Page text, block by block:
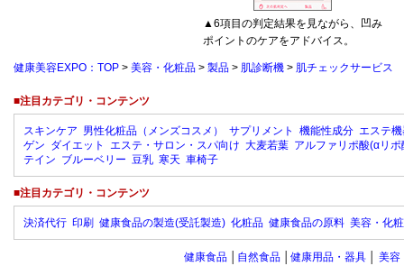
▲6項目の判定結果を見ながら、凹み
ポイントのケアをアドバイス。
健康美容EXPO：TOP > 美容・化粧品 > 製品 > 肌診断機 > 肌チェックサービス
■注目カテゴリ・コンテンツ
スキンケア 男性化粧品（メンズコスメ） サプリメント 機能性成分 エステ
ゲン ダイエット エステ・サロン・スパ向け 大麦若葉 アルファリポ酸(αリポ
テイン ブルーベリー 豆乳 寒天 車椅子
■注目カテゴリ・コンテンツ
決済代行 印刷 健康食品の製造(受託製造) 化粧品 健康食品の原料 美容・化
健康食品 自然食品 健康用品・器具 美容